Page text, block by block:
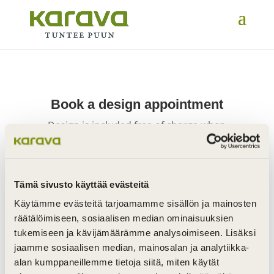
Tämä sivusto käyttää evästeitä
Käytämme evästeitä tarjoamamme sisällön ja mainosten
räätälöimiseen, sosiaalisen median ominaisuuksien
tukemiseen ja kävijämäärämme analysoimiseen. Lisäksi
jaamme sosiaalisen median, mainosalan ja analytiikka-
alan kumppaneillemme tietoja siitä, miten käytät
Book a design appointment
Design is included free of charge when
ordering bespoke bench sets or sauna
During the appointment, we will design the
bespoke bench sets to be manufactured at our
workshop and delivered ready for installation.
In addition, we can also design panels and plan
the other additional supplies and services to